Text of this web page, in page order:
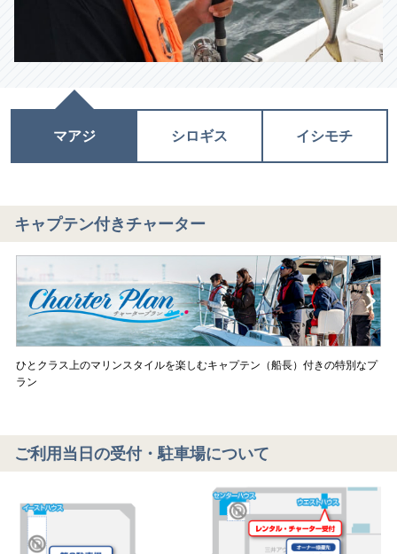
マアジ シロギス イシモチ
キャプテン付きチャーター
ひとクラス上のマリンスタイルを楽しむキャプテン（船長）付きの特別なプ
ラン
ご利用当日の受付・駐車場について